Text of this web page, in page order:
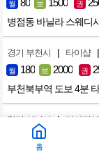
월 80 보 1500 권
병점동 바닐라 스웨디
경기 부천시 | 타이샵 |
월 180 보 2000 권
부천북부역 도보 4분
경기 성남시 | 마사지샵
330 보
홈